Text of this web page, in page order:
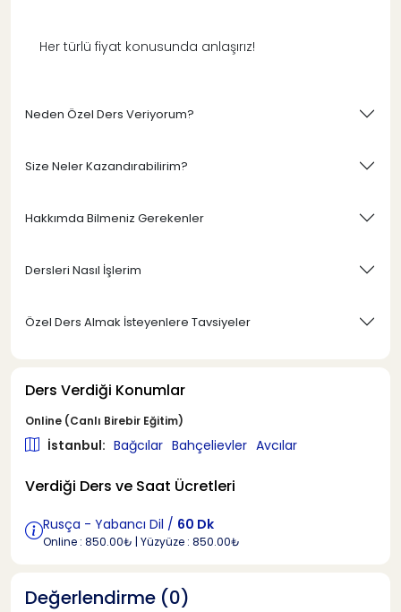
Her türlü fiyat konusunda anlaşırız!
Neden Özel Ders Veriyorum?
Size Neler Kazandırabilirim?
Hakkımda Bilmeniz Gerekenler
Dersleri Nasıl İşlerim
Özel Ders Almak İsteyenlere Tavsiyeler
Ders Verdiği Konumlar
Online (Canlı Birebir Eğitim)
İstanbul: Bağcılar Bahçelievler Avcılar
Verdiği Ders ve Saat Ücretleri
Rusça - Yabancı Dil / 60 Dk
Online : 850.00₺ | Yüzyüze : 850.00₺
Değerlendirme (0)